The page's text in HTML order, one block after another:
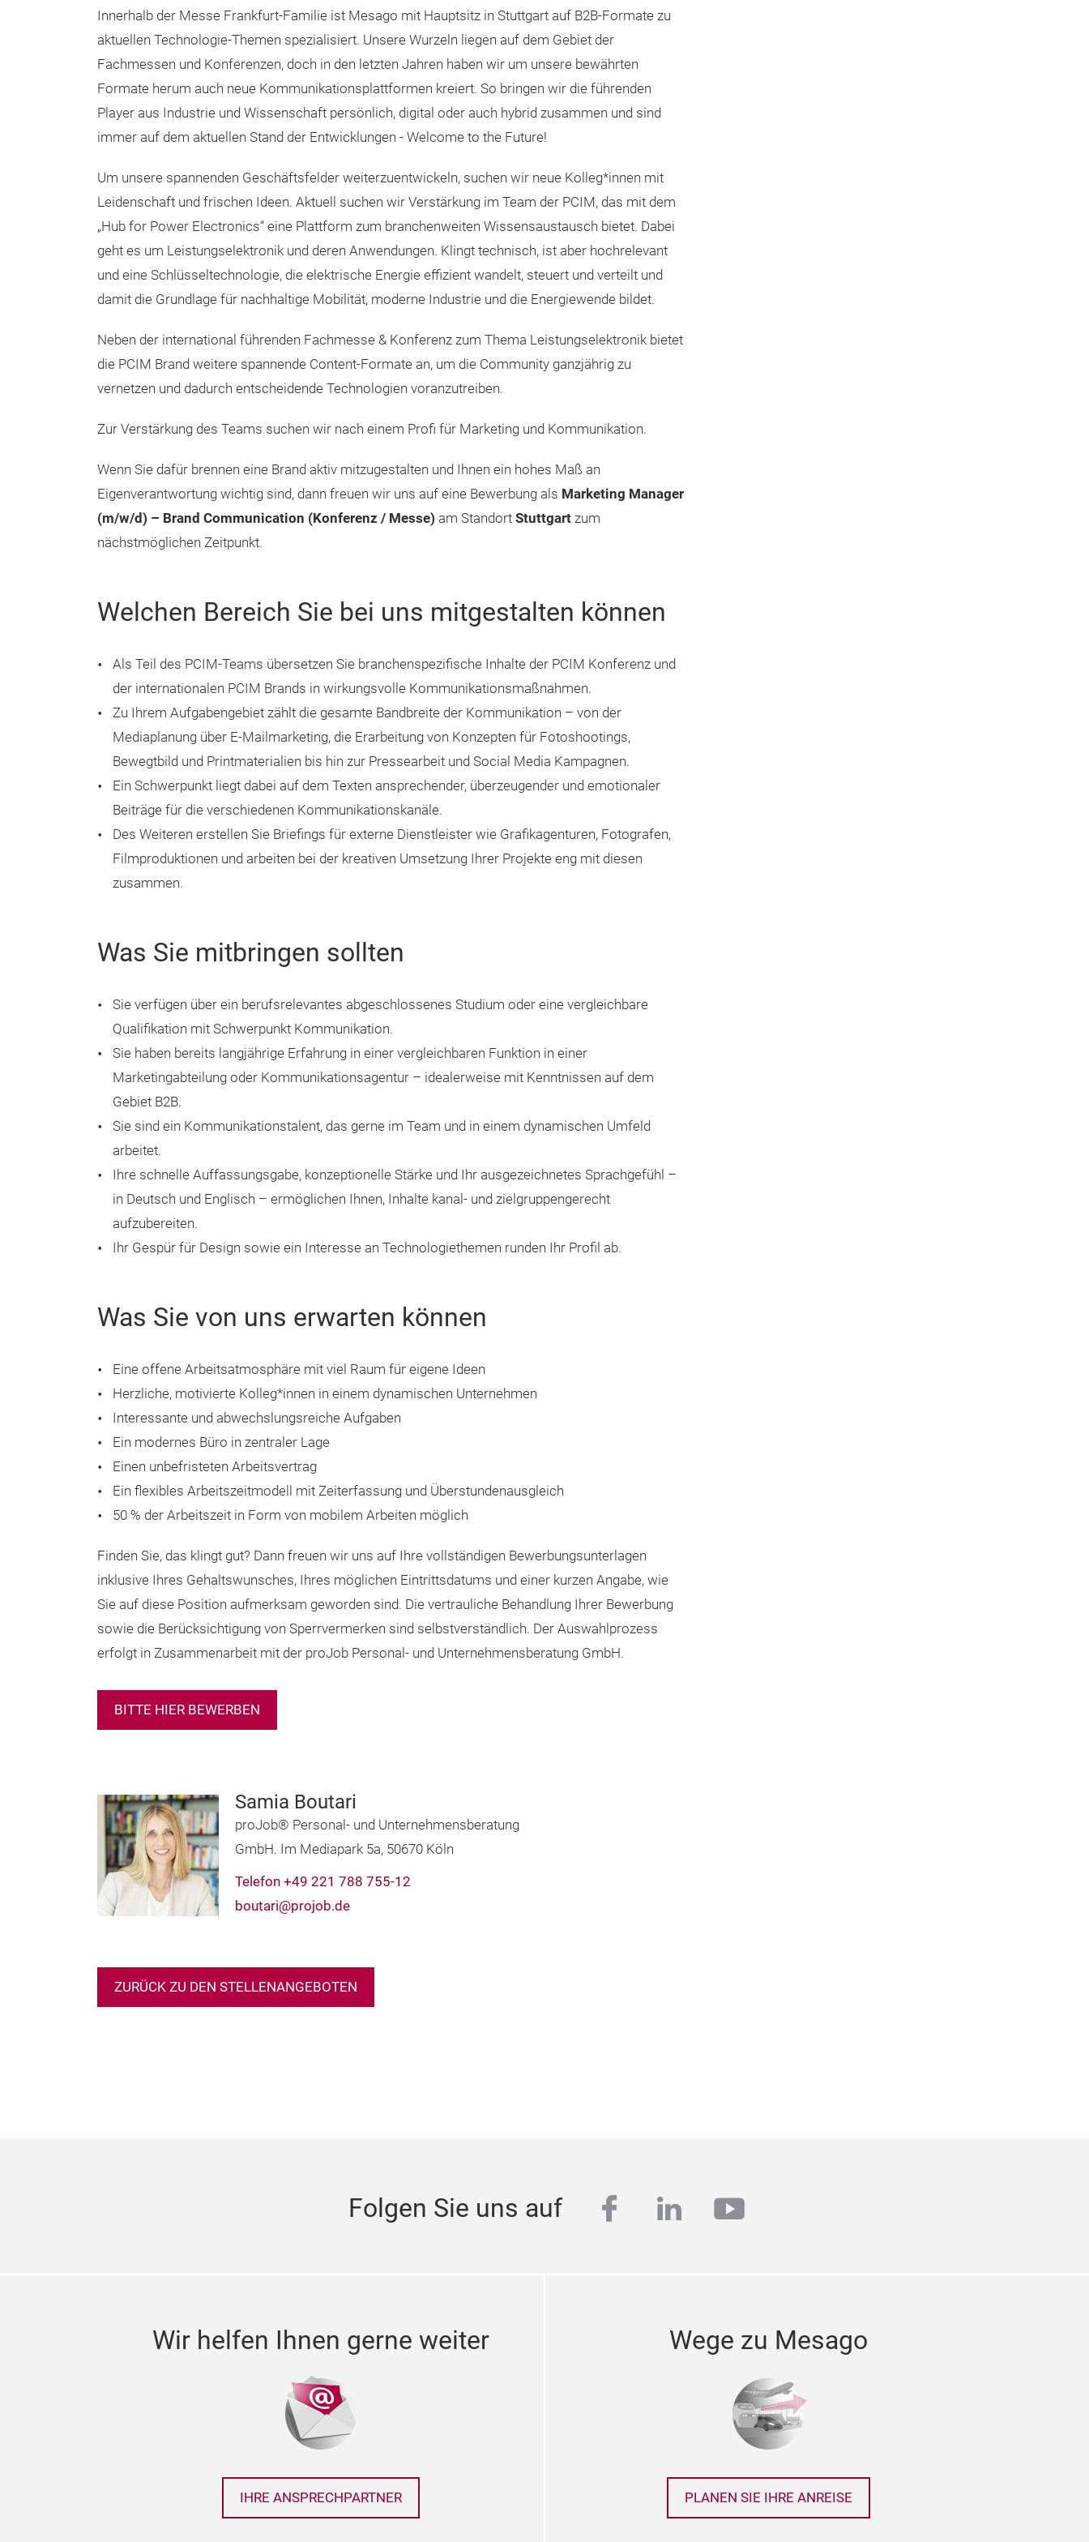
Innerhalb der Messe Frankfurt-Familie ist Mesago mit Hauptsitz in Stuttgart auf B2B-Formate zu
aktuellen Technologie-Themen spezialisiert. Unsere Wurzeln liegen auf dem Gebiet der
Fachmessen und Konferenzen, doch in den letzten Jahren haben wir um unsere bewährten
Formate herum auch neue Kommunikationsplattformen kreiert. So bringen wir die führenden
Player aus Industrie und Wissenschaft persönlich, digital oder auch hybrid zusammen und sind
immer auf dem aktuellen Stand der Entwicklungen - Welcome to the Future!
Um unsere spannenden Geschäftsfelder weiterzuentwickeln, suchen wir neue Kolleg*innen mit
Leidenschaft und frischen Ideen. Aktuell suchen wir Verstärkung im Team der PCIM, das mit dem
„Hub for Power Electronics“ eine Plattform zum branchenweiten Wissensaustausch bietet. Dabei
geht es um Leistungselektronik und deren Anwendungen. Klingt technisch, ist aber hochrelevant
und eine Schlüsseltechnologie, die elektrische Energie effizient wandelt, steuert und verteilt und
damit die Grundlage für nachhaltige Mobilität, moderne Industrie und die Energiewende bildet.
Neben der international führenden Fachmesse & Konferenz zum Thema Leistungselektronik bietet
die PCIM Brand weitere spannende Content-Formate an, um die Community ganzjährig zu
vernetzen und dadurch entscheidende Technologien voranzutreiben.
Zur Verstärkung des Teams suchen wir nach einem Profi für Marketing und Kommunikation.
Wenn Sie dafür brennen eine Brand aktiv mitzugestalten und Ihnen ein hohes Maß an
Eigenverantwortung wichtig sind, dann freuen wir uns auf eine Bewerbung als Marketing Manager
(m/w/d) – Brand Communication (Konferenz / Messe) am Standort Stuttgart zum
nächstmöglichen Zeitpunkt.
Welchen Bereich Sie bei uns mitgestalten können
Als Teil des PCIM-Teams übersetzen Sie branchenspezifische Inhalte der PCIM Konferenz und
der internationalen PCIM Brands in wirkungsvolle Kommunikationsmaßnahmen.
Zu Ihrem Aufgabengebiet zählt die gesamte Bandbreite der Kommunikation – von der
Mediaplanung über E-Mailmarketing, die Erarbeitung von Konzepten für Fotoshootings,
Bewegtbild und Printmaterialien bis hin zur Pressearbeit und Social Media Kampagnen.
Ein Schwerpunkt liegt dabei auf dem Texten ansprechender, überzeugender und emotionaler
Beiträge für die verschiedenen Kommunikationskanäle.
Des Weiteren erstellen Sie Briefings für externe Dienstleister wie Grafikagenturen, Fotografen,
Filmproduktionen und arbeiten bei der kreativen Umsetzung Ihrer Projekte eng mit diesen
zusammen.
Was Sie mitbringen sollten
Sie verfügen über ein berufsrelevantes abgeschlossenes Studium oder eine vergleichbare
Qualifikation mit Schwerpunkt Kommunikation.
Sie haben bereits langjährige Erfahrung in einer vergleichbaren Funktion in einer
Marketingabteilung oder Kommunikationsagentur – idealerweise mit Kenntnissen auf dem
Gebiet B2B.
Sie sind ein Kommunikationstalent, das gerne im Team und in einem dynamischen Umfeld
arbeitet.
Ihre schnelle Auffassungsgabe, konzeptionelle Stärke und Ihr ausgezeichnetes Sprachgefühl –
in Deutsch und Englisch – ermöglichen Ihnen, Inhalte kanal- und zielgruppengerecht
aufzubereiten.
Ihr Gespür für Design sowie ein Interesse an Technologiethemen runden Ihr Profil ab.
Was Sie von uns erwarten können
Eine offene Arbeitsatmosphäre mit viel Raum für eigene Ideen
Herzliche, motivierte Kolleg*innen in einem dynamischen Unternehmen
Interessante und abwechslungsreiche Aufgaben
Ein modernes Büro in zentraler Lage
Einen unbefristeten Arbeitsvertrag
Ein flexibles Arbeitszeitmodell mit Zeiterfassung und Überstundenausgleich
50 % der Arbeitszeit in Form von mobilem Arbeiten möglich
Finden Sie, das klingt gut? Dann freuen wir uns auf Ihre vollständigen Bewerbungsunterlagen
inklusive Ihres Gehaltswunsches, Ihres möglichen Eintrittsdatums und einer kurzen Angabe, wie
Sie auf diese Position aufmerksam geworden sind. Die vertrauliche Behandlung Ihrer Bewerbung
sowie die Berücksichtigung von Sperrvermerken sind selbstverständlich. Der Auswahlprozess
erfolgt in Zusammenarbeit mit der proJob Personal- und Unternehmensberatung GmbH.
BITTE HIER BEWERBEN
Samia Boutari
proJob® Personal- und Unternehmensberatung
GmbH. Im Mediapark 5a, 50670 Köln
Telefon +49 221 788 755-12
boutari@projob.de
ZURÜCK ZU DEN STELLENANGEBOTEN
Folgen Sie uns auf facebook
linkedinyoutube
Wir helfen Ihnen gerne weiter
IHRE ANSPRECHPARTNER
Wege zu Mesago
PLANEN SIE IHRE ANREISE